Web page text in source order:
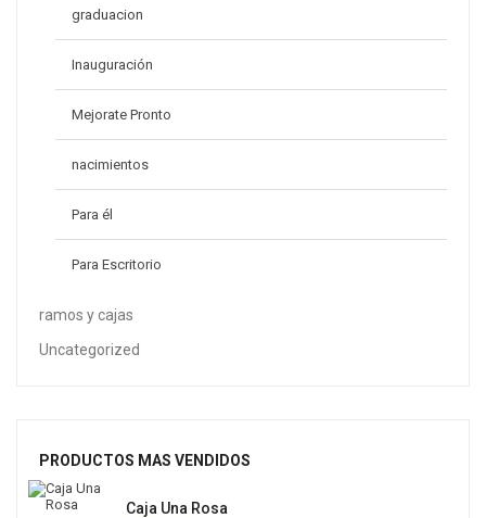
graduacion
Inauguración
Mejorate Pronto
nacimientos
Para él
Para Escritorio
ramos y cajas
Uncategorized
PRODUCTOS MAS VENDIDOS
Caja Una Rosa